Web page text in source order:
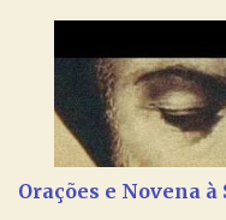
Mãezinha do Céu - Maria
Não desista, Jesus irá
Devoção e Fé Oração de
Arcanjo) "Senhor, Pai
se encontram
Orações e Novena